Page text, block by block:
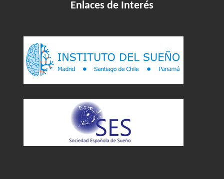
Enlaces de Interés